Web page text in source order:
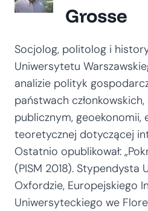
Grosse
Socjolog, politolog i
Uniwersytetu
analizie polityk
państwach
publicznym, geoekonomii,
teoretycznej dotyczącej
Ostatnio opublikował:
(PISM 2018). Stypendysta
Oxfordzie, Europejskiego
Uniwersyteckiego we